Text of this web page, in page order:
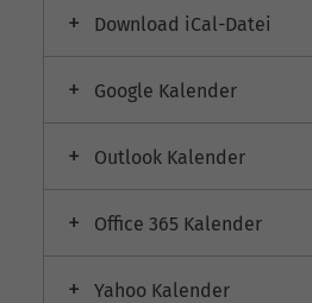
Download iCal-Datei
Google Kalender
Outlook Kalender
Office 365 Kalender
Yahoo Kalender